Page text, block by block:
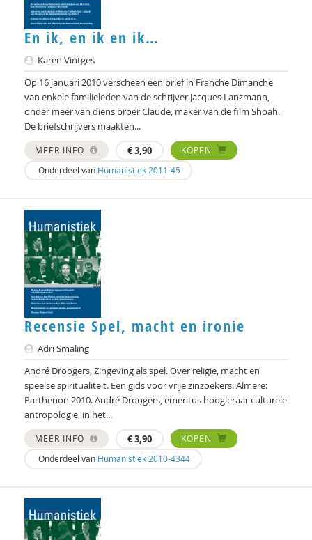
R. Ruard Ganzevoort
Anouk Saleming
Sandra Schouten
Martien Schreurs
Carmen Schuhmann
Oliver Schultz
Anneke Sools
L.L. Stegman
Robin Stemerding
Josine Stremmelaar
Caroline Suransky
Jan Teurlings
Nora Uitterlinden
Elise van Alphen
Leo van de Voort
Antoon van den Braembussche
Cris van der Hoek
Lotte van Lith
En ik, en ik en ik…
Karen Vintges
Op 16 januari 2010 verscheen een brief in Franche Dimanche
van enkele familieleden van de schrijver Jacques Lanzmann,
onder meer van diens broer Claude, maker van de film Shoah.
De briefschrijvers maakten...
MEER INFO €3,90
KOPEN
Onderdeel van Humanistiek 2011-45
Recensie Spel, macht en ironie
Adri Smaling
André Droogers, Zingeving als spel. Over religie, macht en
speelse spiritualiteit. Een gids voor vrije zinzoekers. Almere:
Parthenon 2010. André Droogers, emeritus hoogleraar culturele
antropologie, in het...
MEER INFO €3,90
KOPEN
Onderdeel van Humanistiek 2010-4344